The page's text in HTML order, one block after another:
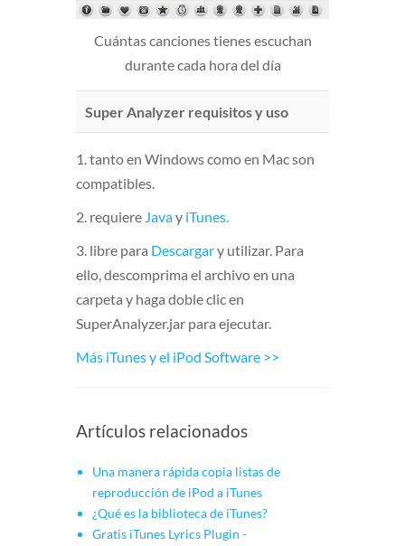
Cuántas canciones tienes escuchan
durante cada hora del día
Super Analyzer requisitos y uso
1. tanto en Windows como en Mac son
compatibles.
2. requiere Javay iTunes.
3. libre para Descargary utilizar. Para
ello, descomprima el archivo en una
carpeta y haga doble clic en
SuperAnalyzer.jar para ejecutar.
Más iTunes y el iPod Software >>
Artículos relacionados
Una manera rápida copia listas de
reproducción de iPod a iTunes
¿Qué es la biblioteca de iTunes?
Gratis iTunes Lyrics Plugin -